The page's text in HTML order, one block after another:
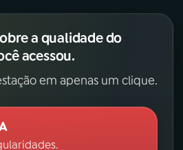
a qualidade do
acessou.
em apenas um clique.